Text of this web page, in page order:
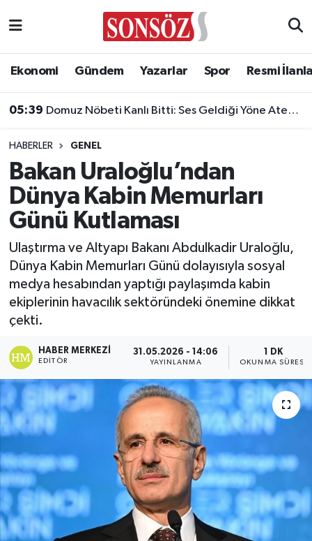
Ekonomi Gündem Yazarlar Spor Resmi
HABERLER GENEL
Bakan Uraloğlu’ndan
Dünya Kabin Memurları
Günü Kutlaması
Ulaştırma ve Altyapı Bakanı Abdulkadir Uraloğlu,
Dünya Kabin Memurları Günü dolayısıyla sosyal
medya hesabından yaptığı paylaşımda kabin
ekiplerinin havacılık sektöründeki önemine dikkat
çekti.
HABER MERKEZI
EDITÖR
31.05.2026 - 14:06
YAYINLANMA
1 DK
OKUNMA SÜRESI
Asayiş
Biyografi
Çevre
Diğer
Dünya
Eğitim
Emlak
Haber
Ankara Nöbetçi Eczaneler
Ankara Trafik Yoğunluk Haritası
Süper Lig Puan Durumu ve Fikstür
Tüm Manşetler
Son Dakika Haberleri
Haber Arşivi